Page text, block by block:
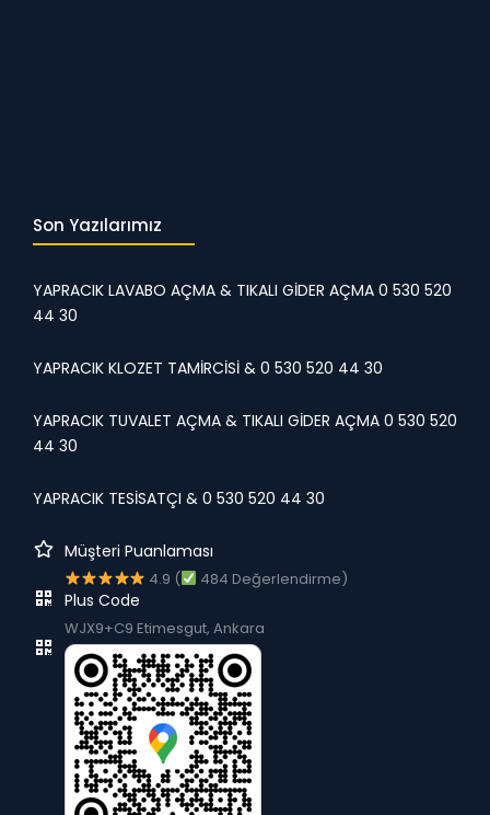
Son Yazılarımız
YAPRACIK LAVABO AÇMA & TIKALI GİDER AÇMA 0 530 520
44 30
YAPRACIK KLOZET TAMİRCİSİ & 0 530 520 44 30
YAPRACIK TUVALET AÇMA & TIKALI GİDER AÇMA 0 530 520
44 30
YAPRACIK TESİSATÇI & 0 530 520 44 30
Müşteri Puanlaması
4.9 ( 484 Değerlendirme)
Plus Code
WJX9+C9 Etimesgut, Ankara